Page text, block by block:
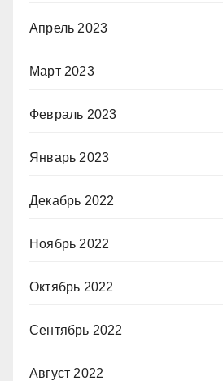
Апрель 2023
Март 2023
Февраль 2023
Январь 2023
Декабрь 2022
Ноябрь 2022
Октябрь 2022
Сентябрь 2022
Август 2022